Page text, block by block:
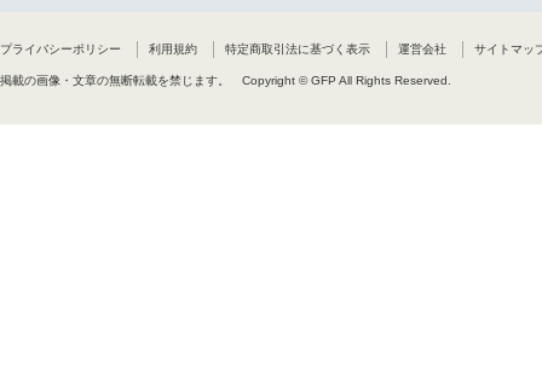
プライバシーポリシー 利用規約 特定商取引法に基づく表示 運営会社 サイトマッ
掲載の画像・文章の無断転載を禁じます。 Copyright © GFP All Rights Reserved.